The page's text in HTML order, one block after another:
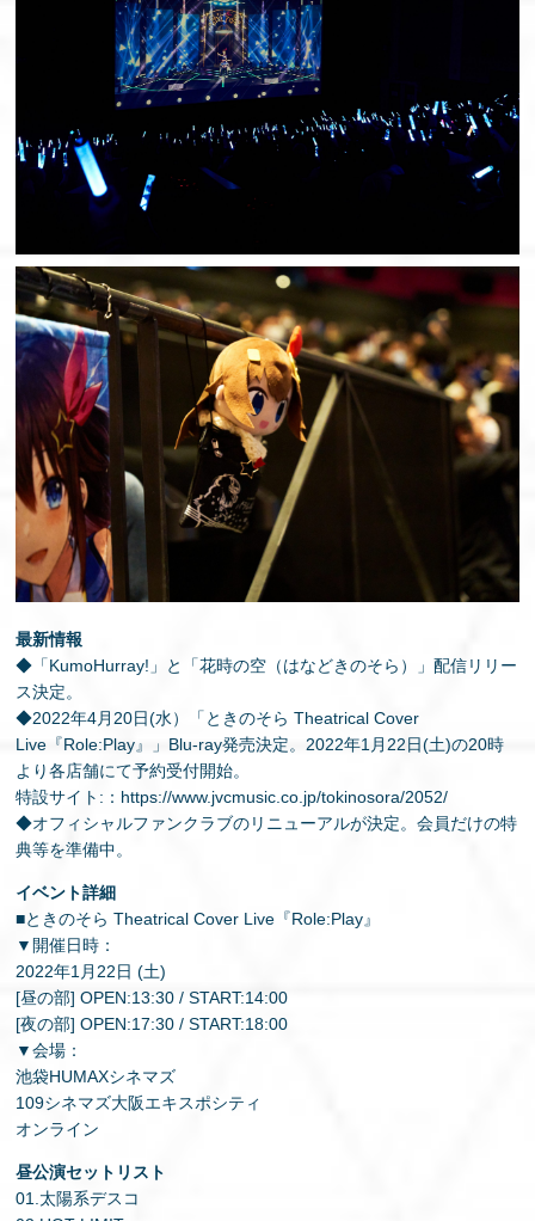
最新情報
◆「KumoHurray!」と「花時の空（はなどきのそら）」配信リリー
ス決定。
◆2022年4月20日(水）「ときのそら Theatrical Cover
Live『Role:Play』」Blu-ray発売決定。2022年1月22日(土)の20時
より各店舗にて予約受付開始。
特設サイト:：https://www.jvcmusic.co.jp/tokinosora/2052/
◆オフィシャルファンクラブのリニューアルが決定。会員だけの特
典等を準備中。
イベント詳細
■ときのそら Theatrical Cover Live『Role:Play』
▼開催日時：
2022年1月22日 (土)
[昼の部] OPEN:13:30 / START:14:00
[夜の部] OPEN:17:30 / START:18:00
▼会場：
池袋HUMAXシネマズ
109シネマズ大阪エキスポシティ
オンライン
昼公演セットリスト
01.太陽系デスコ